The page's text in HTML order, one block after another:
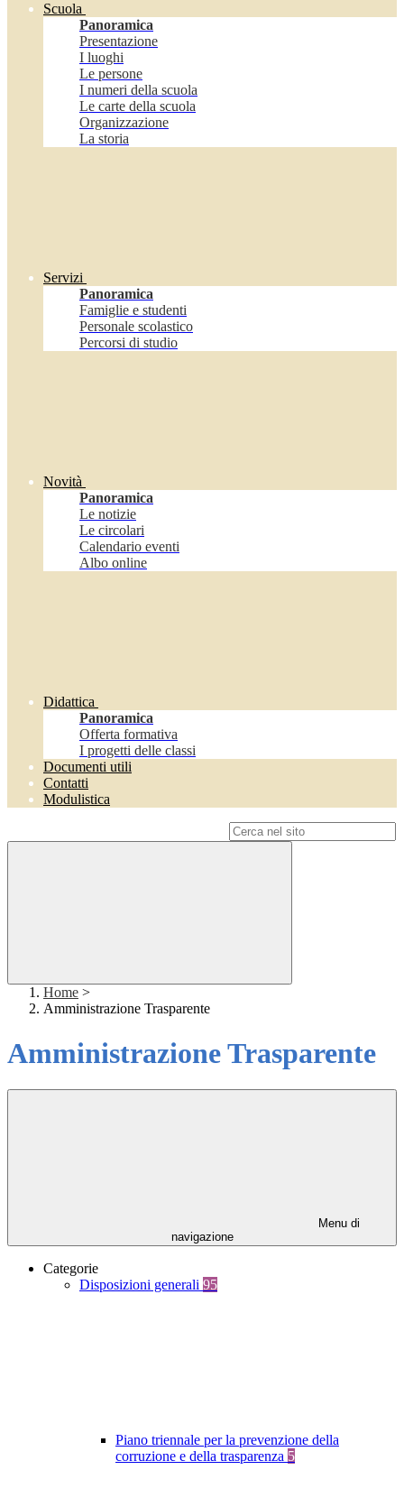
Scuola
Panoramica
Presentazione
I luoghi
Le persone
I numeri della scuola
Le carte della scuola
Organizzazione
La storia
Servizi
Panoramica
Famiglie e studenti
Personale scolastico
Percorsi di studio
Novità
Panoramica
Le notizie
Le circolari
Calendario eventi
Albo online
Didattica
Panoramica
Offerta formativa
I progetti delle classi
Documenti utili
Contatti
Modulistica
Home >
Amministrazione Trasparente
Amministrazione Trasparente
Menu di
navigazione
Categorie
Disposizioni generali 95
Piano triennale per la prevenzione della
corruzione e della trasparenza 5